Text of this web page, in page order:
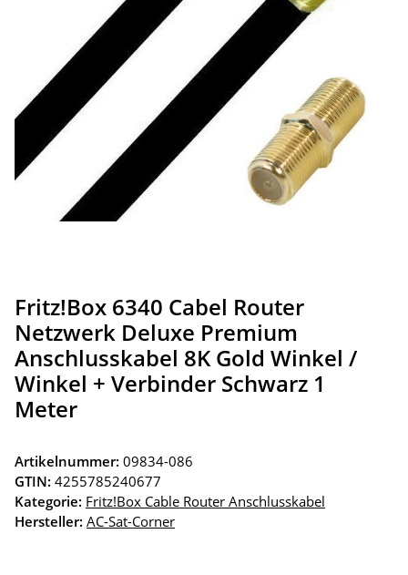
Fritz!Box 6340 Cabel Router
Netzwerk Deluxe Premium
Anschlusskabel 8K Gold Winkel /
Winkel + Verbinder Schwarz 1
Meter
Artikelnummer: 09834-086
GTIN: 4255785240677
Kategorie: Fritz!Box Cable Router Anschlusskabel
Hersteller: AC-Sat-Corner